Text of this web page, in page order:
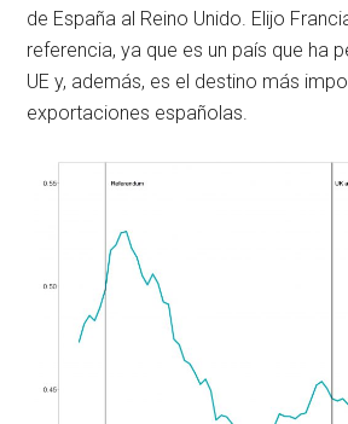
de España al Reino Unido. Elijo
referencia, ya que es un país que ha
UE y, además, es el destino más
exportaciones españolas.